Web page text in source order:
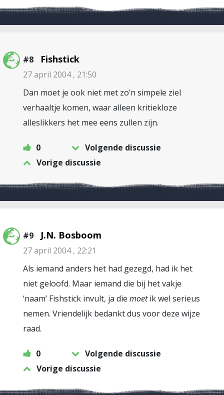
#8 Fishstick
27 april 2004 , 21:50
Dan moet je ook niet met zo’n simpele ziel
verhaaltje komen, waar alleen kritiekloze
alleslikkers het mee eens zullen zijn.
0
Volgende discussie
Vorige discussie
#9 J.N. Bosboom
27 april 2004 , 22:21
Als iemand anders het had gezegd, had ik het
niet geloofd. Maar iemand die bij het vakje
‘naam’ Fishstick invult, ja die moetik wel serieus
nemen. Vriendelijk bedankt dus voor deze wijze
raad.
0
Volgende discussie
Vorige discussie